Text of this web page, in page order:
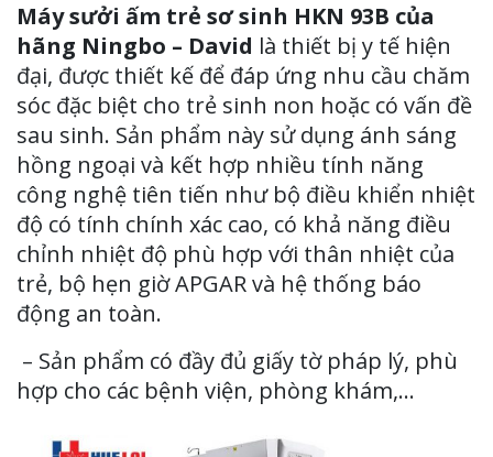
Máy sưởi ấm trẻ sơ sinh HKN 93B của
hãng Ningbo – David là thiết bị y tế hiện
đại, được thiết kế để đáp ứng nhu cầu chăm
sóc đặc biệt cho trẻ sinh non hoặc có vấn đề
sau sinh. Sản phẩm này sử dụng ánh sáng
hồng ngoại và kết hợp nhiều tính năng
công nghệ tiên tiến như bộ điều khiển nhiệt
độ có tính chính xác cao, có khả năng điều
chỉnh nhiệt độ phù hợp với thân nhiệt của
trẻ, bộ hẹn giờ APGAR và hệ thống báo
động an toàn.
– Sản phẩm có đầy đủ giấy tờ pháp lý, phù
hợp cho các bệnh viện, phòng khám,…